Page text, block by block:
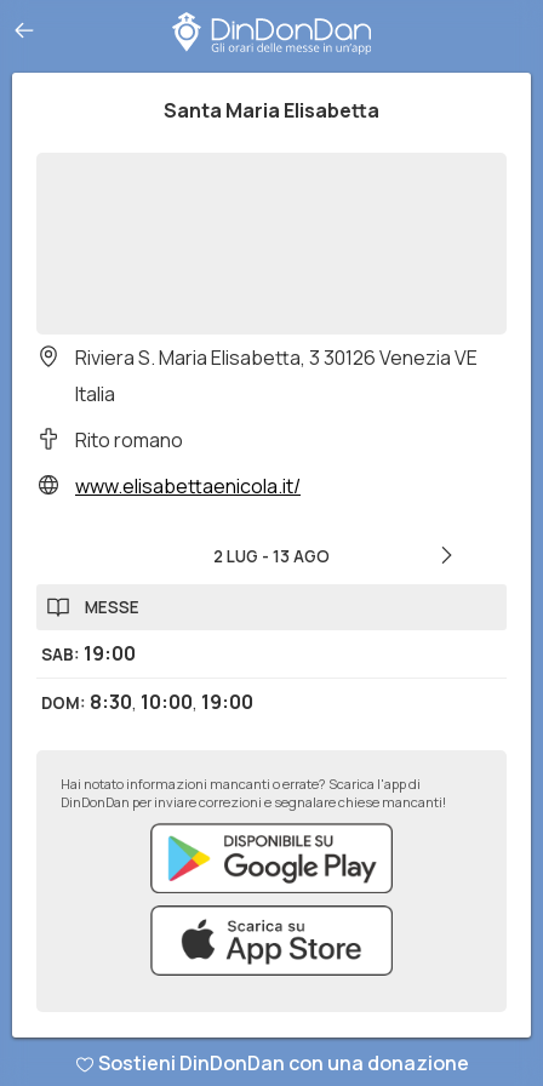
Santa Maria Elisabetta
Riviera S. Maria Elisabetta, 3 30126 Venezia VE
Italia
Rito romano
www.elisabettaenicola.it/
2 LUG - 13 AGO
MESSE
SAB: 19:00
DOM: 8:30, 10:00, 19:00
Hai notato informazioni mancanti o errate? Scarica l'app di
DinDonDan per inviare correzioni e segnalare chiese mancanti!
© DinDonDan App 2026–Privacy Policy–Inserisci sul tuo sito web
Sostieni DinDonDan con una donazione